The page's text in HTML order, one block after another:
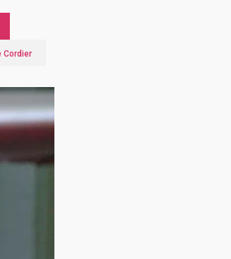
Cordier